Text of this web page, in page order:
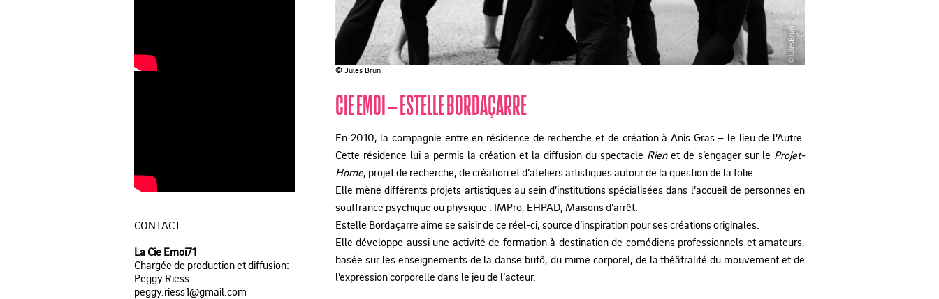
CONTACT
La Cie Emoi71
Chargée de production et diffusion:
Peggy Riess
peggy.riess1@gmail.com
© Jules Brun
CIE EMOI – ESTELLE BORDAÇARRE
En 2010, la compagnie entre en résidence de recherche et de création à Anis Gras – le lieu de l’Autre.
Cette résidence lui a permis la création et la diffusion du spectacle Rienet de s’engager sur le Projet-
Home, projet de recherche, de création et d’ateliers artistiques autour de la question de la folie
Elle mène différents projets artistiques au sein d’institutions spécialisées dans l’accueil de personnes en
souffrance psychique ou physique : IMPro, EHPAD, Maisons d’arrêt.
Estelle Bordaçarre aime se saisir de ce réel-ci, source d’inspiration pour ses créations originales.
Elle développe aussi une activité de formation à destination de comédiens professionnels et amateurs,
basée sur les enseignements de la danse butô, du mime corporel, de la théâtralité du mouvement et de
l’expression corporelle dans le jeu de l’acteur.